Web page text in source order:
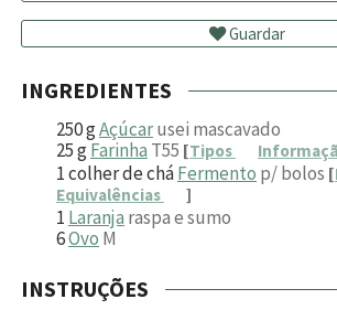
Guardar
INGREDIENTES
250gAçúcarusei mascavado
25gFarinha T55 [Tipos
1colher de cháFermento p/ bolos [
Equivalências
]
1 Laranja raspa e sumo
6Ovo M
INSTRUÇÕES